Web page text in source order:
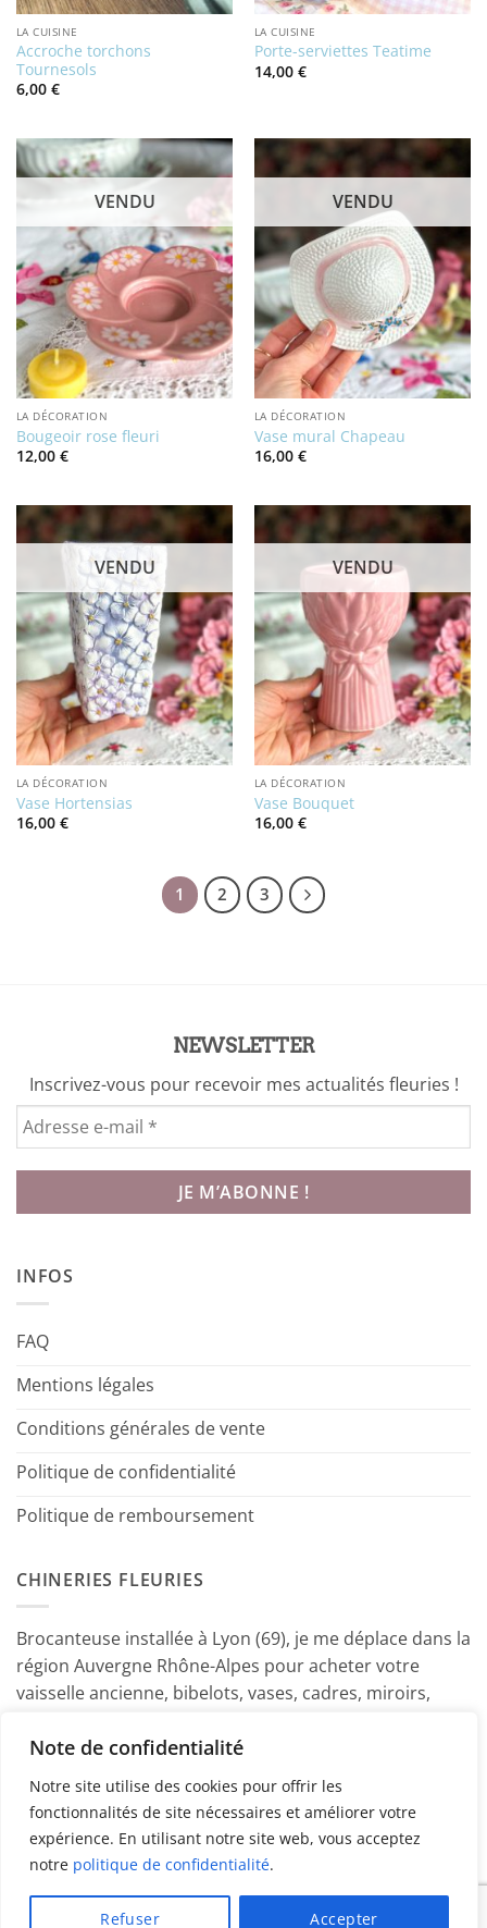
Note de confidentialité
Notre site utilise des cookies pour offrir les
fonctionnalités de site nécessaires et améliorer votre
expérience. En utilisant notre site web, vous acceptez
notre politique de confidentialité.
Refuser Accepter
LA CUISINE
Accroche torchons
Tournesols
6,00 €
LA CUISINE
Porte-serviettes Teatime
14,00 €
VENDU
LA DÉCORATION
Bougeoir rose fleuri
12,00 €
VENDU
LA DÉCORATION
Vase mural Chapeau
16,00 €
VENDU
LA DÉCORATION
Vase Hortensias
16,00 €
VENDU
LA DÉCORATION
Vase Bouquet
16,00 €
1 2 3
NEWSLETTER
Inscrivez-vous pour recevoir mes actualités fleuries !
INFOS
FAQ
Mentions légales
Conditions générales de vente
Politique de confidentialité
Politique de remboursement
CHINERIES FLEURIES
Brocanteuse installée à Lyon (69), je me déplace dans la
région Auvergne Rhône-Alpes pour acheter votre
vaisselle ancienne, bibelots, vases, cadres, miroirs,
Marine
PayPal
AmericanMasterCard
Visa